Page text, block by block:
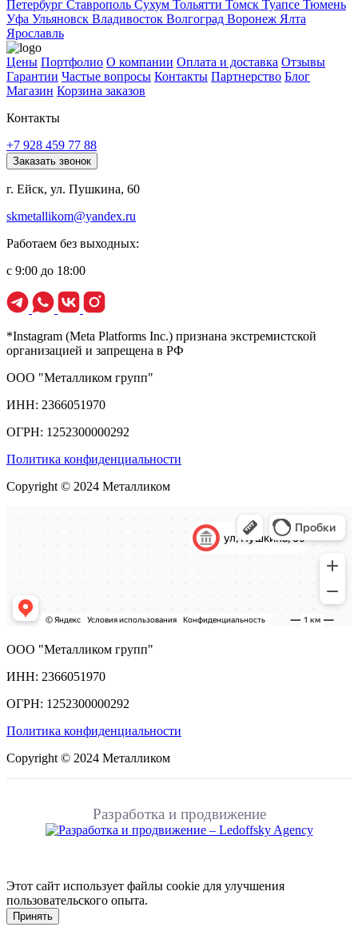
Петербург Ставрополь Сухум Тольятти Томск Туапсе Тюмень
Уфа Ульяновск Владивосток Волгоград Воронеж Ялта
Ярославль
Цены Портфолио О компании Оплата и доставка Отзывы
Гарантии Частые вопросы Контакты Партнерство Блог
Магазин Корзина заказов
Контакты
+7 928 459 77 88
Заказать звонок
г. Ейск, ул. Пушкина, 60
skmetallikom@yandex.ru
Работаем без выходных:
с 9:00 до 18:00
*Instagram (Meta Platforms Inc.) признана экстремистской
организацией и запрещена в РФ
ООО "Металликом групп"
ИНН: 2366051970
ОГРН: 1252300000292
Политика конфиденциальности
Copyright © 2024 Металликом
ООО "Металликом групп"
ИНН: 2366051970
ОГРН: 1252300000292
Политика конфиденциальности
Copyright © 2024 Металликом
Разработка и продвижение
Этот сайт использует файлы cookie для улучшения
пользовательского опыта.
Принять